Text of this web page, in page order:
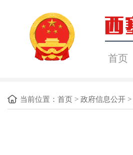
首页
当前位置： 首页 > 政府信息公开 >